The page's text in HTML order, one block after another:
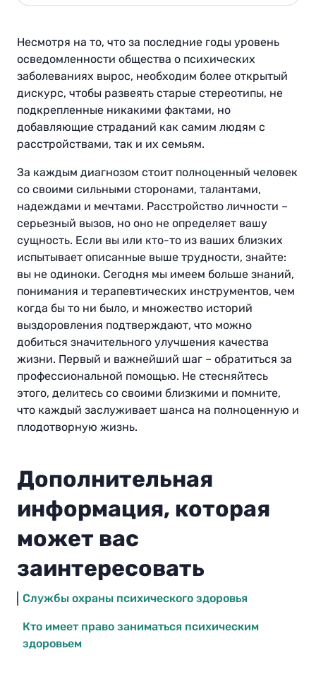
Несмотря на то, что за последние годы уровень
осведомленности общества о психических
заболеваниях вырос, необходим более открытый
дискурс, чтобы развеять старые стереотипы, не
подкрепленные никакими фактами, но
добавляющие страданий как самим людям с
расстройствами, так и их семьям.
За каждым диагнозом стоит полноценный человек
со своими сильными сторонами, талантами,
надеждами и мечтами. Расстройство личности –
серьезный вызов, но оно не определяет вашу
сущность. Если вы или кто-то из ваших близких
испытывает описанные выше трудности, знайте:
вы не одиноки. Сегодня мы имеем больше знаний,
понимания и терапевтических инструментов, чем
когда бы то ни было, и множество историй
выздоровления подтверждают, что можно
добиться значительного улучшения качества
жизни. Первый и важнейший шаг – обратиться за
профессиональной помощью. Не стесняйтесь
этого, делитесь со своими близкими и помните,
что каждый заслуживает шанса на полноценную и
плодотворную жизнь.
Дополнительная
информация, которая
может вас
заинтересовать
Службы охраны психического здоровья
Кто имеет право заниматься психическим
здоровьем